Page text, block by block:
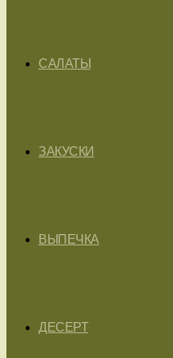
САЛАТЫ
ЗАКУСКИ
ВЫПЕЧКА
ДЕСЕРТ